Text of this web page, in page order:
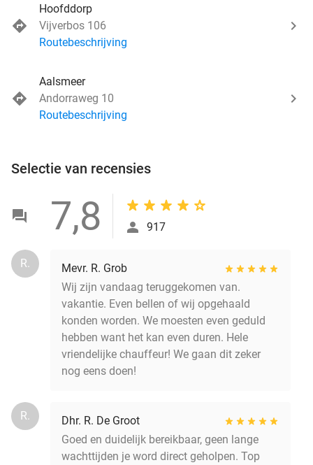
Hoofddorp
Vijverbos 106
Routebeschrijving
Aalsmeer
Andorraweg 10
Routebeschrijving
Selectie van recensies
7,8 917
R.
Mevr. R. Grob
Wij zijn vandaag teruggekomen van.
vakantie. Even bellen of wij opgehaald
konden worden. We moesten even geduld
hebben want het kan even duren. Hele
vriendelijke chauffeur! We gaan dit zeker
nog eens doen!
R.
Dhr. R. De Groot
Goed en duidelijk bereikbaar, geen lange
wachttijden je word direct geholpen. Top